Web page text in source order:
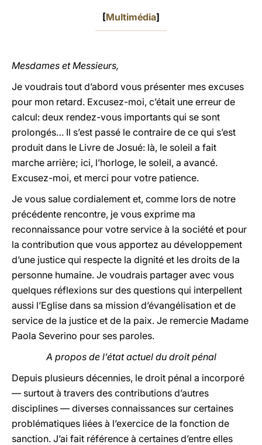
[Multimédia]
Mesdames et Messieurs,
Je voudrais tout d’abord vous présenter mes excuses
pour mon retard. Excusez-moi, c’était une erreur de
calcul: deux rendez-vous importants qui se sont
prolongés… Il s’est passé le contraire de ce qui s’est
produit dans le Livre de Josué: là, le soleil a fait
marche arrière; ici, l’horloge, le soleil, a avancé.
Excusez-moi, et merci pour votre patience.
Je vous salue cordialement et, comme lors de notre
précédente rencontre, je vous exprime ma
reconnaissance pour votre service à la société et pour
la contribution que vous apportez au développement
d’une justice qui respecte la dignité et les droits de la
personne humaine. Je voudrais partager avec vous
quelques réflexions sur des questions qui interpellent
aussi l’Eglise dans sa mission d’évangélisation et de
service de la justice et de la paix. Je remercie Madame
Paola Severino pour ses paroles.
A propos de l’état actuel du droit pénal
Depuis plusieurs décennies, le droit pénal a incorporé
— surtout à travers des contributions d’autres
disciplines — diverses connaissances sur certaines
problématiques liées à l’exercice de la fonction de
sanction. J’ai fait référence à certaines d’entre elles